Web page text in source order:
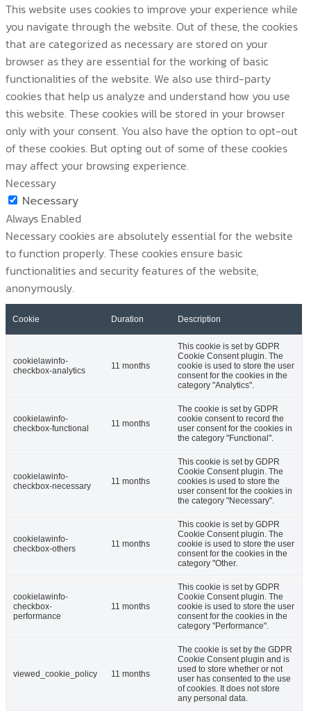
This website uses cookies to improve your experience while
you navigate through the website. Out of these, the cookies
that are categorized as necessary are stored on your
browser as they are essential for the working of basic
functionalities of the website. We also use third-party
cookies that help us analyze and understand how you use
this website. These cookies will be stored in your browser
only with your consent. You also have the option to opt-out
of these cookies. But opting out of some of these cookies
may affect your browsing experience.
Necessary
Necessary
Always Enabled
Necessary cookies are absolutely essential for the website
to function properly. These cookies ensure basic
functionalities and security features of the website,
anonymously.
Cookie Duration Description
cookielawinfo-
checkbox-analytics
11 months
This cookie is set by GDPR
Cookie Consent plugin. The
cookie is used to store the user
consent for the cookies in the
category "Analytics".
cookielawinfo-
checkbox-functional
11 months
The cookie is set by GDPR
cookie consent to record the
user consent for the cookies in
the category "Functional".
cookielawinfo-
checkbox-necessary
11 months
This cookie is set by GDPR
Cookie Consent plugin. The
cookies is used to store the
user consent for the cookies in
the category "Necessary".
cookielawinfo-
checkbox-others
11 months
This cookie is set by GDPR
Cookie Consent plugin. The
cookie is used to store the user
consent for the cookies in the
category "Other.
cookielawinfo-
checkbox-
performance
11 months
This cookie is set by GDPR
Cookie Consent plugin. The
cookie is used to store the user
consent for the cookies in the
category "Performance".
viewed_cookie_policy 11 months
The cookie is set by the GDPR
Cookie Consent plugin and is
used to store whether or not
user has consented to the use
of cookies. It does not store
any personal data.